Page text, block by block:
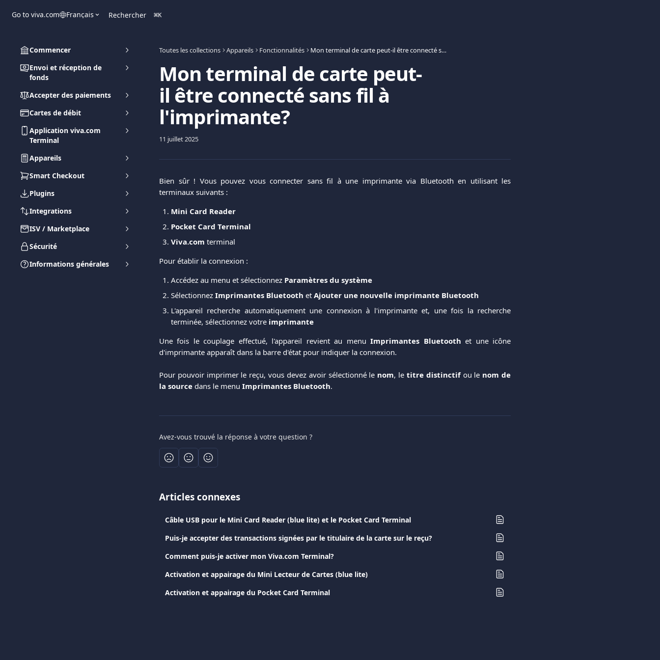
Go to viva.com Français Rechercher ⌘K
Commencer
Envoi et réception de
fonds
Accepter des paiements
Cartes de débit
Application viva.com
Terminal
Appareils
Smart Checkout
Plugins
Integrations
ISV / Marketplace
Sécurité
Informations générales
Toutes les collections Appareils Fonctionnalités Mon terminal de carte peut-il être connecté sans fil à l'imprimante?
Mon terminal de carte peut-
il être connecté sans fil à
l'imprimante?
11 juillet 2025
Bien sûr ! Vous pouvez vous connecter sans fil à une imprimante via Bluetooth en utilisant les
terminaux suivants :
Mini Card Reader
Pocket Card Terminal
Viva.com terminal
Pour établir la connexion :
Accédez au menu et sélectionnez Paramètres du système
Sélectionnez Imprimantes Bluetooth et Ajouter une nouvelle imprimante Bluetooth
L'appareil recherche automatiquement une connexion à l'imprimante et, une fois la recherche
terminée, sélectionnez votre imprimante
Une fois le couplage effectué, l'appareil revient au menuImprimantes Bluetooth et une icône
d'imprimante apparaît dans la barre d'état pour indiquer la connexion.
Pour pouvoir imprimer le reçu, vous devez avoir sélectionné le nom, le titre distinctifou le nom de
la source dans le menu Imprimantes Bluetooth.
Avez-vous trouvé la réponse à votre question ?
Articles connexes
Câble USB pour le Mini Card Reader (blue lite) et le Pocket Card Terminal
Puis-je accepter des transactions signées par le titulaire de la carte sur le reçu?
Comment puis-je activer mon Viva.com Terminal?
Activation et appairage du Mini Lecteur de Cartes (blue lite)
Activation et appairage du Pocket Card Terminal